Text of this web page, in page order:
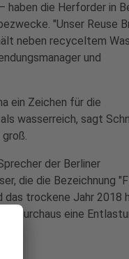
haben die Herforder in
"Unser Reuse
neben recyceltem
und
ein Zeichen für die
wasserreich, sagt
der Berliner
die die Bezeichnung
das trockene Jahr 2018
durchaus eine